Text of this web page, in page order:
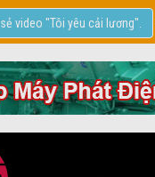
video "Tôi yêu cải lương".